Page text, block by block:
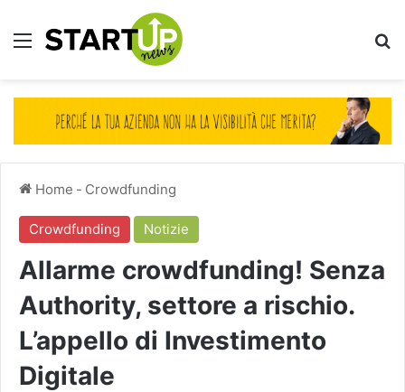
Menu
Home - Crowdfunding
Crowdfunding Notizie
Allarme crowdfunding! Senza
Authority, settore a rischio.
L’appello di Investimento
Digitale